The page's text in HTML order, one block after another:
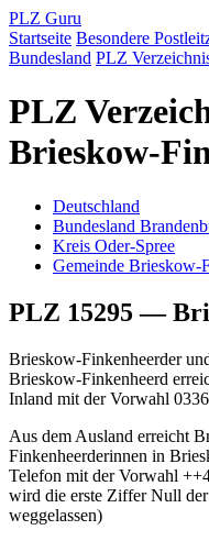
PLZ Guru
Startseite Besondere
Bundesland PLZ
PLZ
Brieskow-
Deutschland
Bundesland
Kreis Oder-Spree
Gemeinde Brieskow-
PLZ 15295 —
Brieskow-Finkenheerder
Brieskow-Finkenheerd
Inland mit der Vorwahl
Aus dem Ausland erreicht
Finkenheerderinnen in
Telefon mit der Vorwahl
wird die erste Ziffer Null
weggelassen)